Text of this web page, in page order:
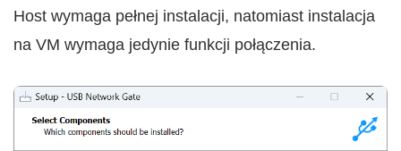
Host wymaga pełnej instalacji, natomiast instalacja
na VM wymaga jedynie funkcji połączenia.